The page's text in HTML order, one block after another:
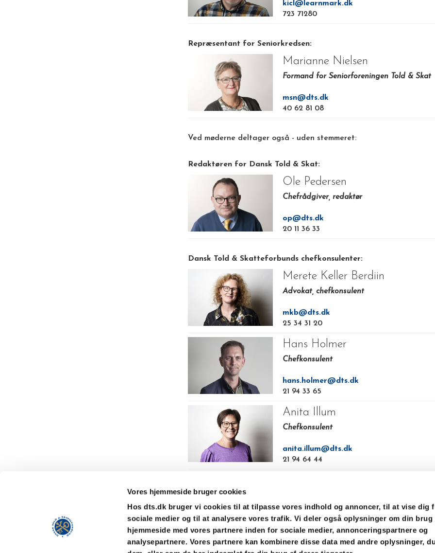
Vores hjemmeside bruger cookies
Hos dts.dk bruger vi cookies til at tilpasse vores indhold og annoncer, til at vise dig
sociale medier og til at analysere vores trafik. Vi deler også oplysninger om din brug
hjemmeside med vores partnere inden for sociale medier, annonceringspartnere og
analysepartnere. Vores partnere kan kombinere disse data med andre oplysninger,
kicl@learnmark.dk
723 71280
Repræsentant for Seniorkredsen:
Marianne Nielsen
Formand for Seniorforeningen Told & Skat
msn@dts.dk
40 62 81 08
Ved møderne deltager også - uden stemmeret:
Redaktøren for Dansk Told & Skat:
Ole Pedersen
Chefrådgiver, redaktør
op@dts.dk
20 11 36 33
Dansk Told & Skatteforbunds chefkonsulenter:
Merete Keller Berdiin
Advokat, chefkonsulent
mkb@dts.dk
25 34 31 20
Hans Holmer
Chefkonsulent
hans.holmer@dts.dk
21 94 33 65
Anita Illum
Chefkonsulent
anita.illum@dts.dk
21 94 64 44
Dansk Told &
Telefon: 35 26 34 60
Telefax: 35 26 34 66